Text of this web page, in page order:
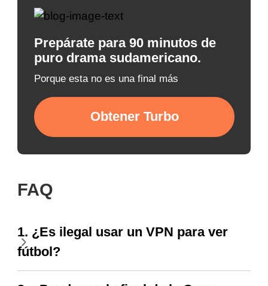
Prepárate para 90 minutos de
puro drama sudamericano.
Porque esta no es una final más
Obtener Turbo
FAQ
1. ¿Es ilegal usar un VPN para ver
fútbol?